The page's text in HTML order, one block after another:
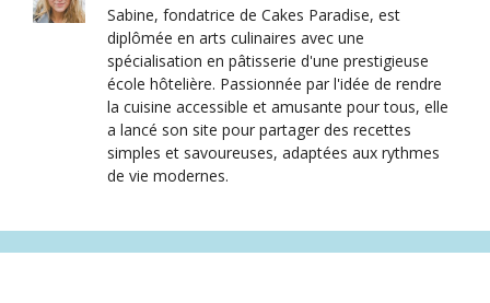
Sabine, fondatrice de Cakes Paradise, est
diplômée en arts culinaires avec une
spécialisation en pâtisserie d'une prestigieuse
école hôtelière. Passionnée par l'idée de rendre
la cuisine accessible et amusante pour tous, elle
a lancé son site pour partager des recettes
simples et savoureuses, adaptées aux rythmes
de vie modernes.